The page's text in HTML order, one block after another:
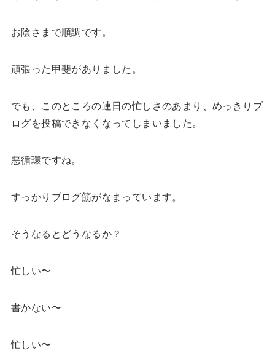
お陰さまで順調です。
頑張った甲斐がありました。
でも、このところの連日の忙しさのあまり、めっきりブ
ログを投稿できなくなってしまいました。
悪循環ですね。
すっかりブログ筋がなまっています。
そうなるとどうなるか？
忙しい〜
書かない〜
忙しい〜